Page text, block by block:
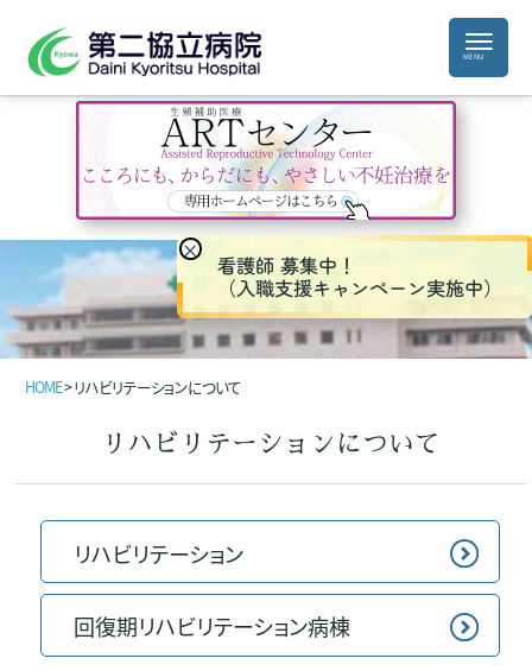
HOME>リハビリテーションについて
リハビリテーションについて
リハビリテーション
回復期リハビリテーション病棟
×
看護師 募集中！
（入職支援キャンペーン実施中）